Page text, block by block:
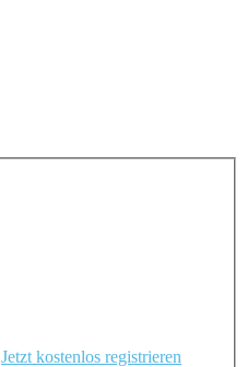
Jetzt kostenlos registrieren